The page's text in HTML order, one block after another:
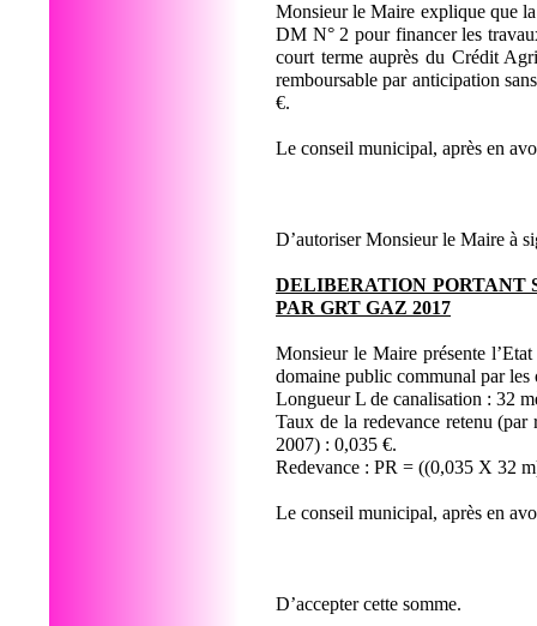
Monsieur le Maire explique que
DM N° 2 pour financer les
court terme auprès du Crédit
remboursable par anticipation
€.
Le conseil municipal, après en
D’autoriser Monsieur le Maire à
DELIBERATION PORTANT
PAR GRT GAZ 2017
Monsieur le Maire présente
domaine public communal par les
Longueur L de canalisation : 32
Taux de la redevance retenu
2007) : 0,035 €.
Redevance : PR = ((0,035 X 32
Le conseil municipal, après en
D’accepter cette somme.